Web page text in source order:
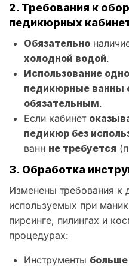
2. Требования к
педикюрных
Обязательно
холодной водой.
Использование
педикюрные ванны
обязательным.
Если кабинет
педикюр без
ванн не требуется
3. Обработка
Изменены требования к
используемых при
пирсинге, пилингах и
процедурах:
Инструменты